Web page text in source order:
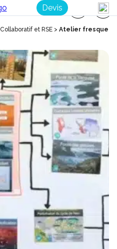
Devis
Collaboratif et RSE > Atelier fresque